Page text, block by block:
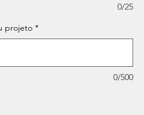
0/25
projeto *
0/500